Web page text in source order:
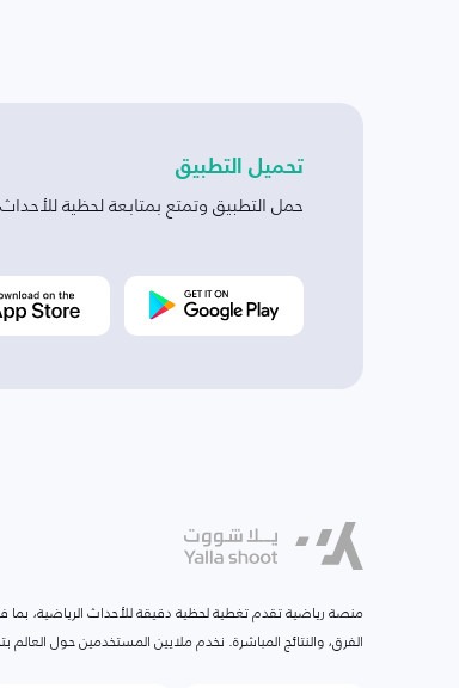
تحميل التطبيق
حمل التطبيق وتمتع بمتابعة لحظية
منصة رياضية تقدم تغطية لحظية دقيقة للأحداث الرياضية، بما
الفرق، والنتائج المباشرة. نخدم ملايين المستخدمين حول